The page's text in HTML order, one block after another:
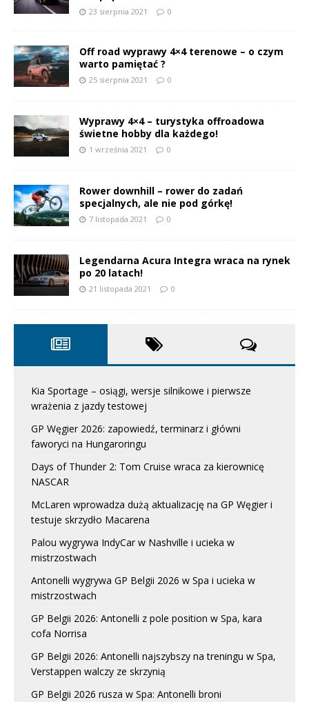
23 sierpnia 2021 0
Off road wyprawy 4×4 terenowe – o czym
warto pamiętać ?
25 sierpnia 2021 0
Wyprawy 4×4 – turystyka offroadowa
świetne hobby dla każdego!
1 września 2021 0
Rower downhill – rower do zadań
specjalnych, ale nie pod górkę!
7 listopada 2021 0
Legendarna Acura Integra wraca na rynek
po 20 latach!
21 listopada 2021 0
Kia Sportage – osiągi, wersje silnikowe i pierwsze
wrażenia z jazdy testowej
GP Węgier 2026: zapowiedź, terminarz i główni
faworyci na Hungaroringu
Days of Thunder 2: Tom Cruise wraca za kierownicę
NASCAR
McLaren wprowadza dużą aktualizację na GP Węgier i
testuje skrzydło Macarena
Palou wygrywa IndyCar w Nashville i ucieka w
mistrzostwach
Antonelli wygrywa GP Belgii 2026 w Spa i ucieka w
mistrzostwach
GP Belgii 2026: Antonelli z pole position w Spa, kara
cofa Norrisa
GP Belgii 2026: Antonelli najszybszy na treningu w Spa,
Verstappen walczy ze skrzynią
GP Belgii 2026 rusza w Spa: Antonelli broni